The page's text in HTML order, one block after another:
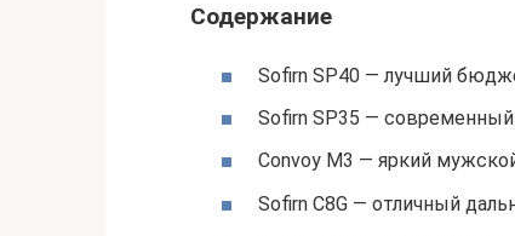
Содержание
Sofirn SP40 — лучший
Sofirn SP35 —
Convoy M3 — яркий
Sofirn C8G — отличный